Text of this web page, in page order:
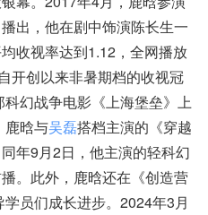
出，他在剧中饰演陈长生一
收视率达到1.12，全网播放
开创以来非暑期档的收视冠
幻战争电影《上海堡垒》上
鹿晗与吴磊搭档主演的《穿越
年9月2日，他主演的轻科幻
。此外，鹿晗还在《创造营
员们成长进步。2024年3月